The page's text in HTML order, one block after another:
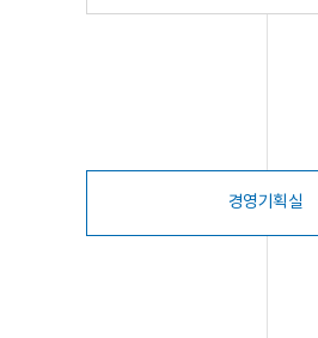
경영기획실